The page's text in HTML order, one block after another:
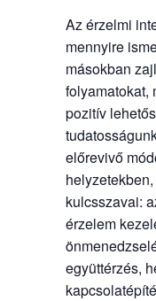
Az érzelmi
mennyire
másokban
folyamatokat,
pozitív
előrevivő
kulcsszavai:
érzelem
együttérzés,